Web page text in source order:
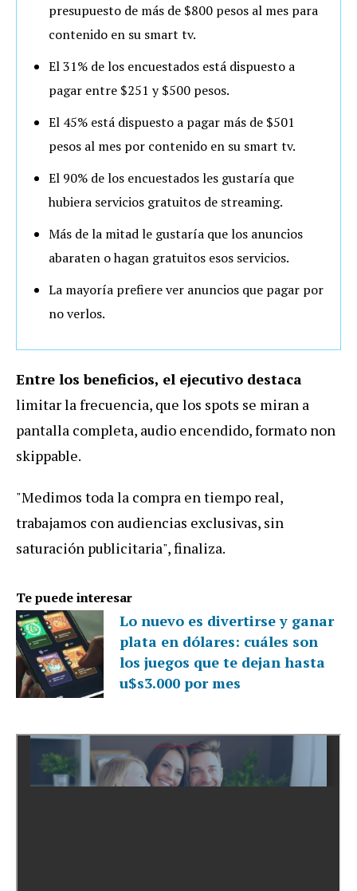
presupuesto de más de $800 pesos al mes para
contenido en su smart tv.
El 31% de los encuestados está dispuesto a
pagar entre $251 y $500 pesos.
El 45% está dispuesto a pagar más de $501
pesos al mes por contenido en su smart tv.
El 90% de los encuestados les gustaría que
hubiera servicios gratuitos de streaming.
Más de la mitad le gustaría que los anuncios
abaraten o hagan gratuitos esos servicios.
La mayoría prefiere ver anuncios que pagar por
no verlos.
Entre los beneficios, el ejecutivo destaca
limitar la frecuencia, que los spots se miran a
pantalla completa, audio encendido, formato non
skippable.
"Medimos toda la compra en tiempo real,
trabajamos con audiencias exclusivas, sin
saturación publicitaria", finaliza.
Te puede interesar
Lo nuevo es divertirse y ganar
plata en dólares: cuáles son
los juegos que te dejan hasta
u$s3.000 por mes